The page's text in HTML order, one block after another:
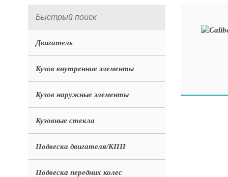
Двигатель
Кузов внутренние элементы
Кузов наружные элементы
Кузовные стекла
Подвеска двигателя/КПП
Подвеска передних колес